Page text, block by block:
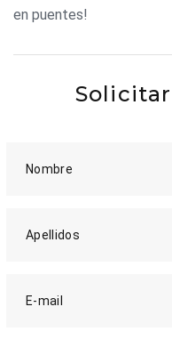
en puentes!
Nombre
Apellidos
E-mail